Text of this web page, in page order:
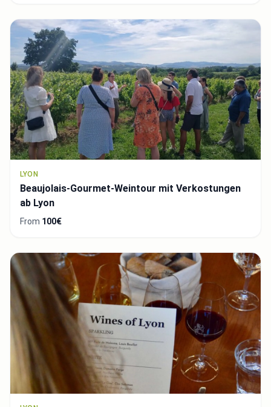
LYON
Beaujolais-Gourmet-Weintour mit Verkostungen
ab Lyon
From 100€